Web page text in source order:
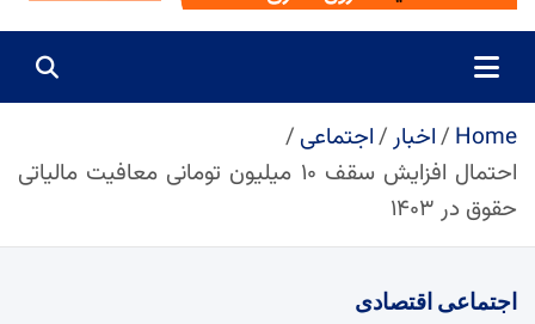
Home اخبار
اجتماعی
احتمال افزایش سقف ۱۰ میلیون تومانی معافیت مالیاتی
حقوق در ۱۴۰۳
اجتماعی اقتصادی